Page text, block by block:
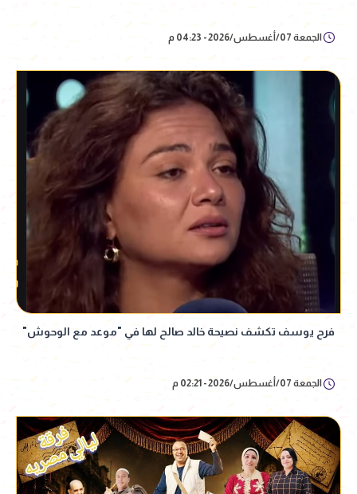
الجمعة 07/أغسطس/2026 - 04:23 م
فرح يوسف تكشف نصيحة خالد صالح لها في "موعد مع الوحوش"
الجمعة 07/أغسطس/2026 - 02:21 م